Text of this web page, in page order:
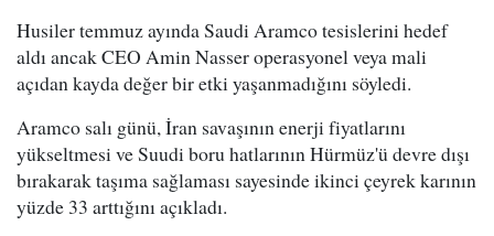
Husiler temmuz ayında Saudi Aramco tesislerini hedef
aldı ancak CEO Amin Nasser operasyonel veya mali
açıdan kayda değer bir etki yaşanmadığını söyledi.
Aramco salı günü, İran savaşının enerji fiyatlarını
yükseltmesi ve Suudi boru hatlarının Hürmüz'ü devre dışı
bırakarak taşıma sağlaması sayesinde ikinci çeyrek karının
yüzde 33 arttığını açıkladı.